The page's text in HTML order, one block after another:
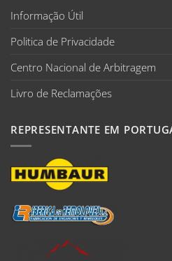
Informação Útil
Politica de Privacidade
Centro Nacional de Arbitragem
Livro de Reclamações
REPRESENTANTE EM